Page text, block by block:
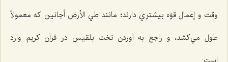
وقت و إعمال قوّه بيشتري دارند؛ مانند طي الأرض أجانين كه معمولاً
طول مي‌كشد، و راجع به آوردن تخت بلقيس در قرآن كريم وارد